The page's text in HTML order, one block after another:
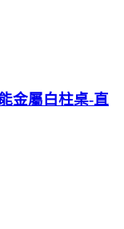
金屬白柱桌-直